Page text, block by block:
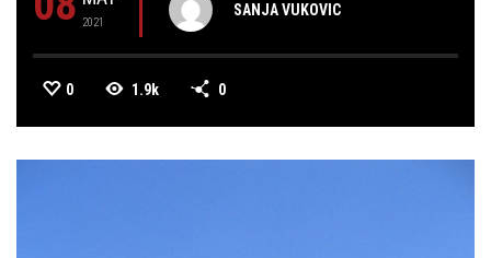
2021
SANJA VUKOVIC
0 1.9k 0